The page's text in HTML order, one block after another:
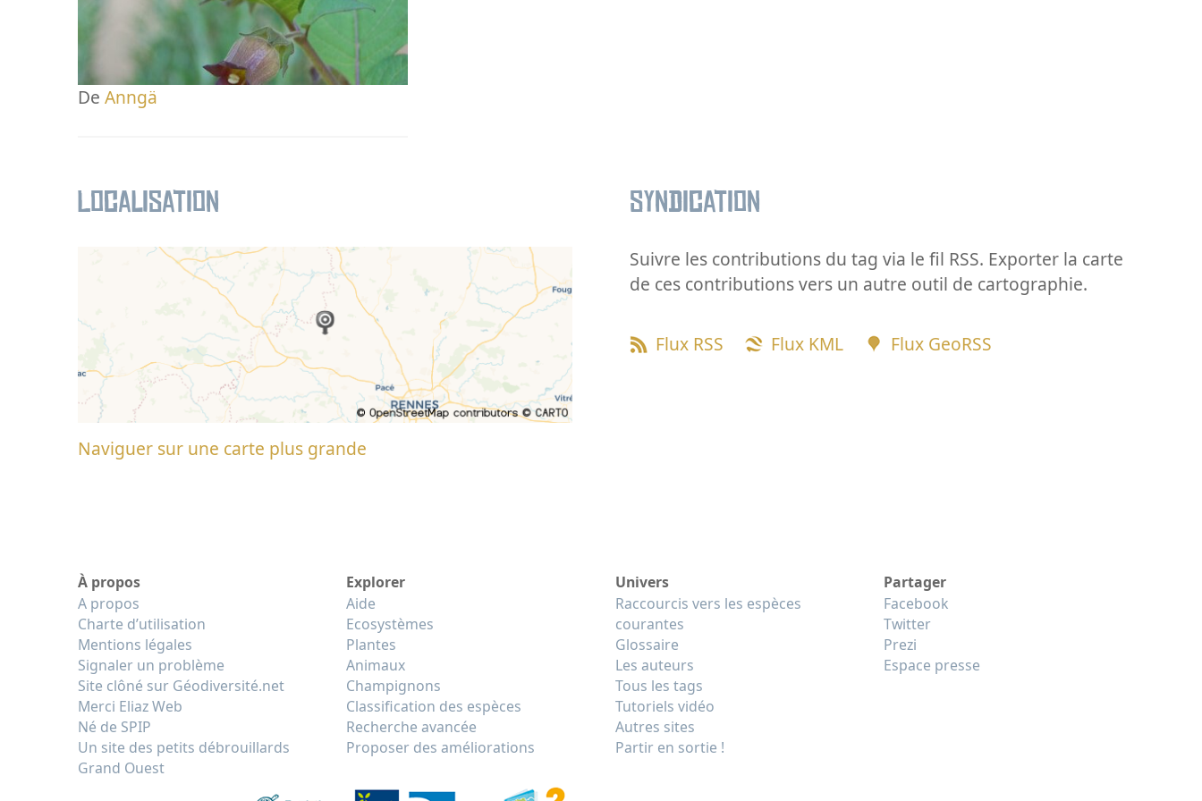
De Anngä
Localisation
Naviguer sur une carte plus grande
Syndication
Suivre les contributions du tag via le fil RSS. Exporter la carte
de ces contributions vers un autre outil de cartographie.
Flux RSS Flux KML Flux GeoRSS
À propos
A propos
Charte d’utilisation
Mentions légales
Signaler un problème
Site clôné sur Géodiversité.net
Merci Eliaz Web
Né de SPIP
Un site des petits débrouillards
Grand Ouest
Explorer
Aide
Ecosystèmes
Plantes
Animaux
Champignons
Classification des espèces
Recherche avancée
Proposer des améliorations
Univers
Raccourcis vers les espèces
courantes
Glossaire
Les auteurs
Tous les tags
Tutoriels vidéo
Autres sites
Partir en sortie !
Partager
Facebook
Twitter
Prezi
Espace presse